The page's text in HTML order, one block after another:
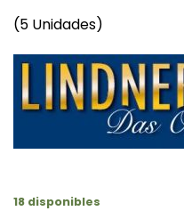
(5 Unidades)
18 disponibles